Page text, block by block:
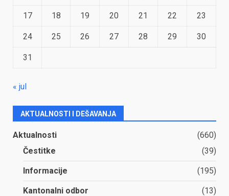
17 18 19 20 21 22 23
24 25 26 27 28 29 30
31
« jul
AKTUALNOSTI I DEŠAVANJA
Aktualnosti
(660)
Čestitke
(39)
Informacije (195)
Kantonalni odbor (13)